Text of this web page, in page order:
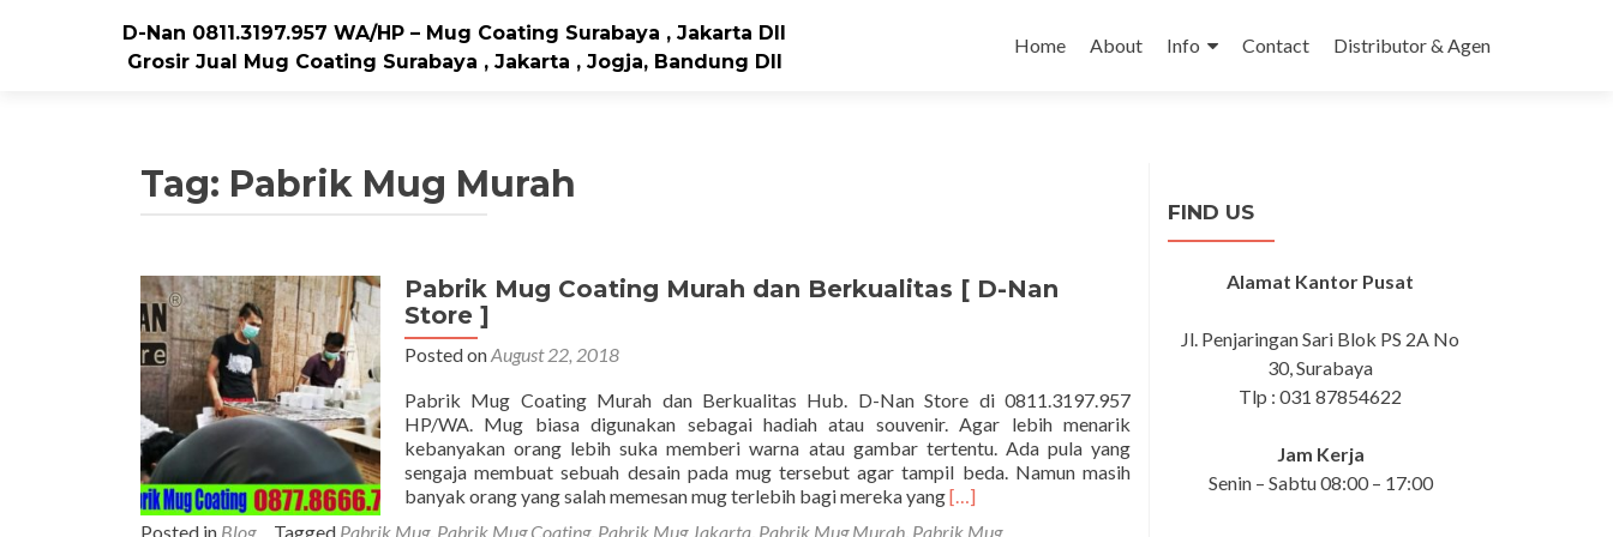
D-Nan 0811.3197.957 WA/HP – Mug Coating Surabaya , Jakarta Dll
Grosir Jual Mug Coating Surabaya , Jakarta , Jogja, Bandung Dll
Home
About Info Contact Distributor & Agen
Tag: Pabrik Mug Murah
Pabrik Mug Coating Murah dan Berkualitas [ D-Nan
Store ]
Posted onAugust 22, 2018
Pabrik Mug Coating Murah dan Berkualitas Hub. D-Nan Store di 0811.3197.957
HP/WA. Mug biasa digunakan sebagai hadiah atau souvenir. Agar lebih menarik
kebanyakan orang lebih suka memberi warna atau gambar tertentu. Ada pula yang
sengaja membuat sebuah desain pada mug tersebut agar tampil beda. Namun masih
banyak orang yang salah memesan mug terlebih bagi mereka yangRead
[…]
Posted in Blog Tagged Pabrik Mug, Pabrik Mug Coating, Pabrik Mug Jakarta, Pabrik Mug Murah, Pabrik Mug
FIND US
Alamat Kantor Pusat
Jl. Penjaringan Sari Blok PS 2A No
30, Surabaya
Tlp : 031 87854622
Jam Kerja
Senin – Sabtu 08:00 – 17:00